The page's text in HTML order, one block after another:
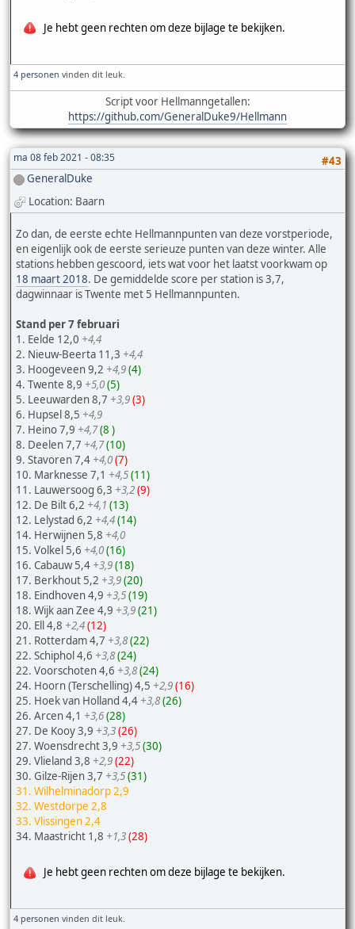
Je hebt geen rechten om deze bijlage te bekijken.
4 personen vinden dit leuk.
Script voor Hellmanngetallen:
https://github.com/GeneralDuke9/Hellmann
ma 08 feb 2021 - 08:35
#43
GeneralDuke
Location: Baarn
Zo dan, de eerste echte Hellmannpunten van deze vorstperiode,
en eigenlijk ook de eerste serieuze punten van deze winter. Alle
stations hebben gescoord, iets wat voor het laatst voorkwam op
18 maart 2018. De gemiddelde score per station is 3,7,
dagwinnaar is Twente met 5 Hellmannpunten.
Stand per 7 februari
1. Eelde 12,0 +4,4
2. Nieuw-Beerta 11,3 +4,4
3. Hoogeveen 9,2 +4,9(4)
4. Twente 8,9 +5,0(5)
5. Leeuwarden 8,7 +3,9(3)
6. Hupsel 8,5 +4,9
7. Heino 7,9 +4,7(8 )
8. Deelen 7,7 +4,7(10)
9. Stavoren 7,4 +4,0(7)
10. Marknesse 7,1 +4,5(11)
11. Lauwersoog 6,3 +3,2(9)
12. De Bilt 6,2 +4,1 (13)
12. Lelystad 6,2 +4,4(14)
14. Herwijnen 5,8 +4,0
15. Volkel 5,6 +4,0(16)
16. Cabauw 5,4 +3,9(18)
17. Berkhout 5,2 +3,9(20)
18. Eindhoven 4,9 +3,5(19)
18. Wijk aan Zee 4,9 +3,9(21)
20. Ell 4,8 +2,4(12)
21. Rotterdam 4,7 +3,8(22)
22. Schiphol 4,6 +3,8(24)
22. Voorschoten 4,6 +3,8(24)
24. Hoorn (Terschelling) 4,5 +2,9(16)
25. Hoek van Holland 4,4 +3,8(26)
26. Arcen 4,1 +3,6(28)
27. De Kooy 3,9 +3,3(26)
27. Woensdrecht 3,9 +3,5(30)
29. Vlieland 3,8 +2,9(22)
30. Gilze-Rijen 3,7 +3,5(31)
31. Wilhelminadorp 2,9
32. Westdorpe 2,8
33. Vlissingen 2,4
34. Maastricht 1,8 +1,3(28)
Je hebt geen rechten om deze bijlage te bekijken.
4 personen vinden dit leuk.